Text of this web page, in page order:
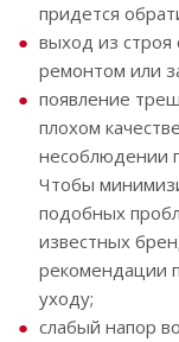
придется
выход из строя
ремонтом или
появление
плохом
несоблюдении
Чтобы
подобных
известных
рекомендации
уходу;
слабый напор